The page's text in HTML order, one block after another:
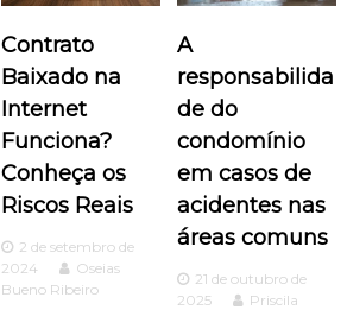
Contrato
Baixado na
Internet
Funciona?
Conheça os
Riscos Reais
2 de setembro de
2024
Oseias
Bueno Ribeiro
A
responsabilida
de do
condomínio
em casos de
acidentes nas
áreas comuns
21 de outubro de
2025
Priscila